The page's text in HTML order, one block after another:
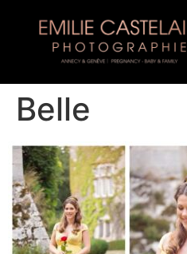
Belle